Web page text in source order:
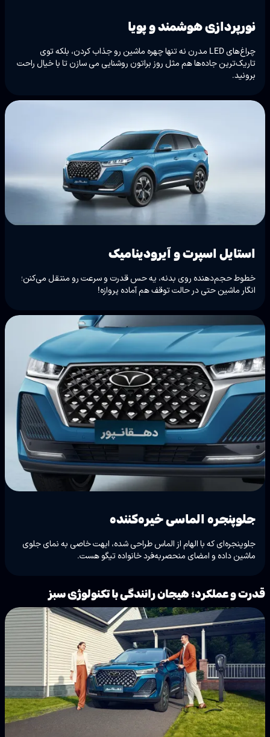
نورپردازی هوشمند و پویا
چراغ‌های LED مدرن نه تنها چهره ماشین رو جذاب کردن، بلکه توی
تاریک‌ترین جاده‌ها هم مثل روز براتون روشنایی می سازن تا با خیال راحت
برونید.
استایل اسپرت و آیرودینامیک
خطوط حجم‌دهنده روی بدنه، یه حس قدرت و سرعت رو منتقل می‌کنن؛
انگار ماشین حتی در حالت توقف هم آماده‌ پروازه!
جلوپنجره الماسی خیره‌کننده
جلوپنجره‌ای که با الهام از الماس طراحی شده، ابهت خاصی به نمای جلوی
ماشین داده و امضای منحصر‌به‌فرد خانواده تیگو هست.
قدرت و عملکرد؛ هیجان رانندگی با تکنولوژی سبز